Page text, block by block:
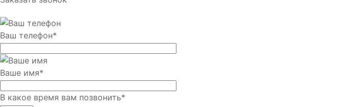
Ваш телефон*
Ваше имя*
В какое время вам позвонить*